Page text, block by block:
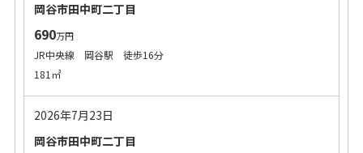
岡谷市田中町二丁目
690万円
JR中央線 岡谷駅 徒歩16分
181㎡
2026年7月23日
岡谷市田中町二丁目